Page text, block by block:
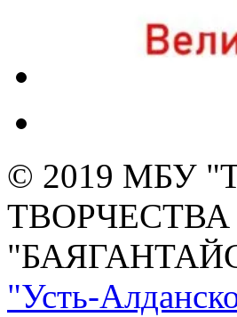
© 2019 МБУ
"Усть-